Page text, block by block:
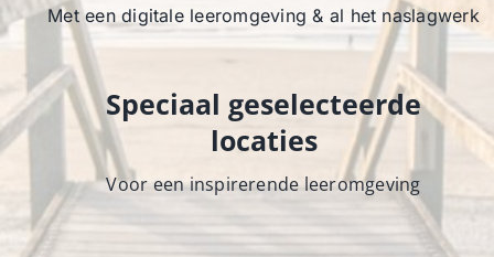
Met een digitale leeromgeving & al het naslagwerk
Speciaal geselecteerde
locaties
Voor een inspirerende leeromgeving